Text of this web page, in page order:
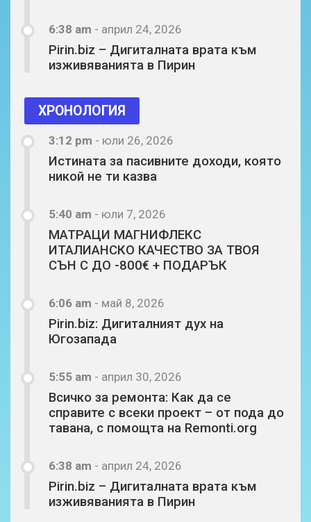
6:38 am - април 24, 2026
Pirin.biz – Дигиталната врата към
изживяванията в Пирин
ХРОНОЛОГИЯ
3:12 pm - юли 26, 2026
Истината за пасивните доходи, която
никой не ти казва
5:40 am - юли 7, 2026
МАТРАЦИ МАГНИФЛЕКС
ИТАЛИАНСКО КАЧЕСТВО ЗА ТВОЯ
СЪН С ДО -800€ + ПОДАРЪК
6:06 am - май 8, 2026
Pirin.biz: Дигиталният дух на
Югозапада
5:55 am - април 30, 2026
Всичко за ремонта: Как да се
справите с всеки проект – от пода до
тавана, с помощта на Remonti.org
6:38 am - април 24, 2026
Pirin.biz – Дигиталната врата към
изживяванията в Пирин